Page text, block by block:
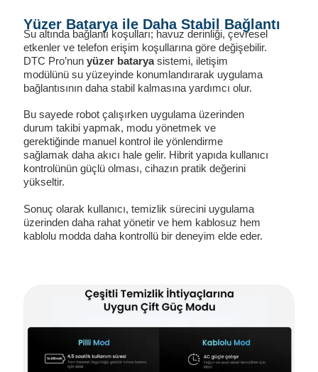
Yüzer Batarya ile Daha Stabil Bağlantı
Su altında bağlantı koşulları; havuz derinliği, çevresel
etkenler ve telefon erişim koşullarına göre değişebilir.
DTC Pro’nun yüzer bataryasistemi, iletişim
modülünü su yüzeyinde konumlandırarak uygulama
bağlantısının daha stabil kalmasına yardımcı olur.
Bu sayede robot çalışırken uygulama üzerinden
durum takibi yapmak, modu yönetmek ve
gerektiğinde manuel kontrol ile yönlendirme
sağlamak daha akıcı hale gelir. Hibrit yapıda kullanıcı
kontrolünün güçlü olması, cihazın pratik değerini
yükseltir.
Sonuç olarak kullanıcı, temizlik sürecini uygulama
üzerinden daha rahat yönetir ve hem kablosuz hem
kablolu modda daha kontrollü bir deneyim elde eder.